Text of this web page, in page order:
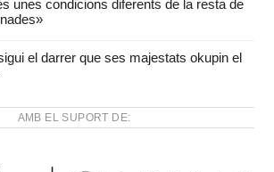
unes condicions diferents de la resta de
el darrer que ses majestats okupin el
AMB EL SUPORT DE: